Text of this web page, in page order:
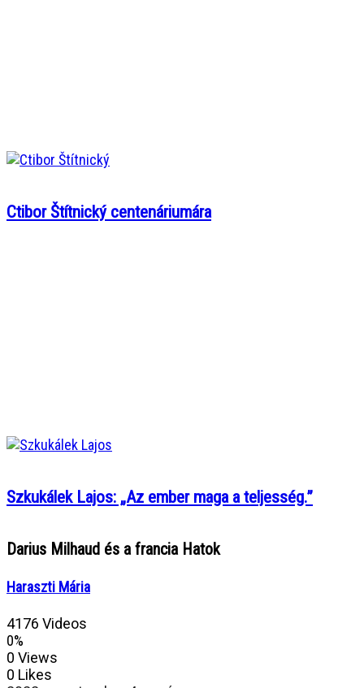
Ctibor Štítnický centenáriumára
Szkukálek Lajos: „Az ember maga a teljesség.”
Darius Milhaud és a francia Hatok
Haraszti Mária
4176 Videos
0%
0 Views
0 Likes